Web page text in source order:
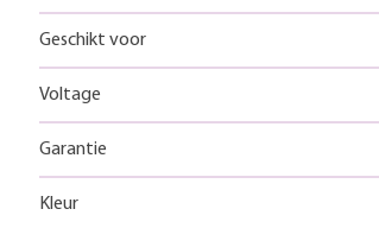
Geschikt voor
Voltage
Garantie
Kleur